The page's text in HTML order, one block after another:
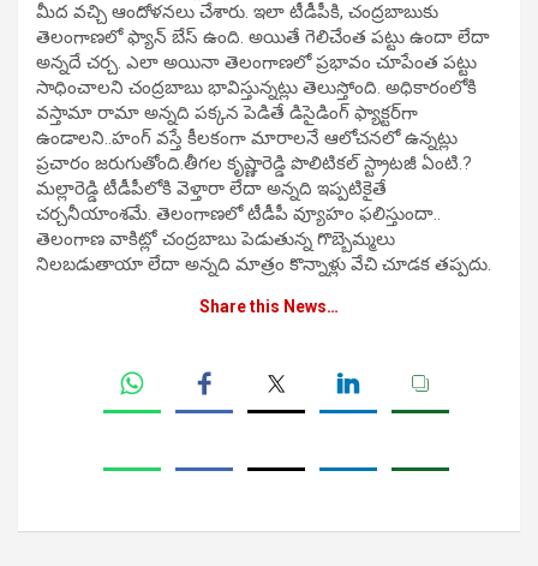
మీద వచ్చి ఆందోళనలు చేశారు. ఇలా టీడీపీకి, చంద్రబాబుకు
తెలంగాణలో ఫ్యాన్ బేస్ ఉంది. అయితే గెలిచేంత పట్టు ఉందా లేదా
అన్నదే చర్చ. ఎలా అయినా తెలంగాణలో ప్రభావం చూపేంత పట్టు
సాధించాలని చంద్రబాబు భావిస్తున్నట్లు తెలుస్తోంది. అధికారంలోకి
వస్తామా రామా అన్నది పక్కన పెడితే డిసైడింగ్‌ ఫ్యాక్టర్‌గా
ఉండాలని..హంగ్‌ వస్తే కీలకంగా మారాలనే ఆలోచనలో ఉన్నట్లు
ప్రచారం జరుగుతోంది.తీగల కృష్ణారెడ్డి పొలిటికల్‌ స్ట్రాటజీ ఏంటి.?
మల్లారెడ్డి టీడీపీలోకి వెళ్తారా లేదా అన్నది ఇప్పటికైతే
చర్చనీయాంశమే. తెలంగాణలో టీడీపీ వ్యూహం ఫలిస్తుందా..
తెలంగాణ వాకిట్లో చంద్రబాబు పెడుతున్న గొబ్బెమ్మలు
నిలబడుతాయా లేదా అన్నది మాత్రం కొన్నాళ్లు వేచి చూడక తప్పదు.
Share this News…